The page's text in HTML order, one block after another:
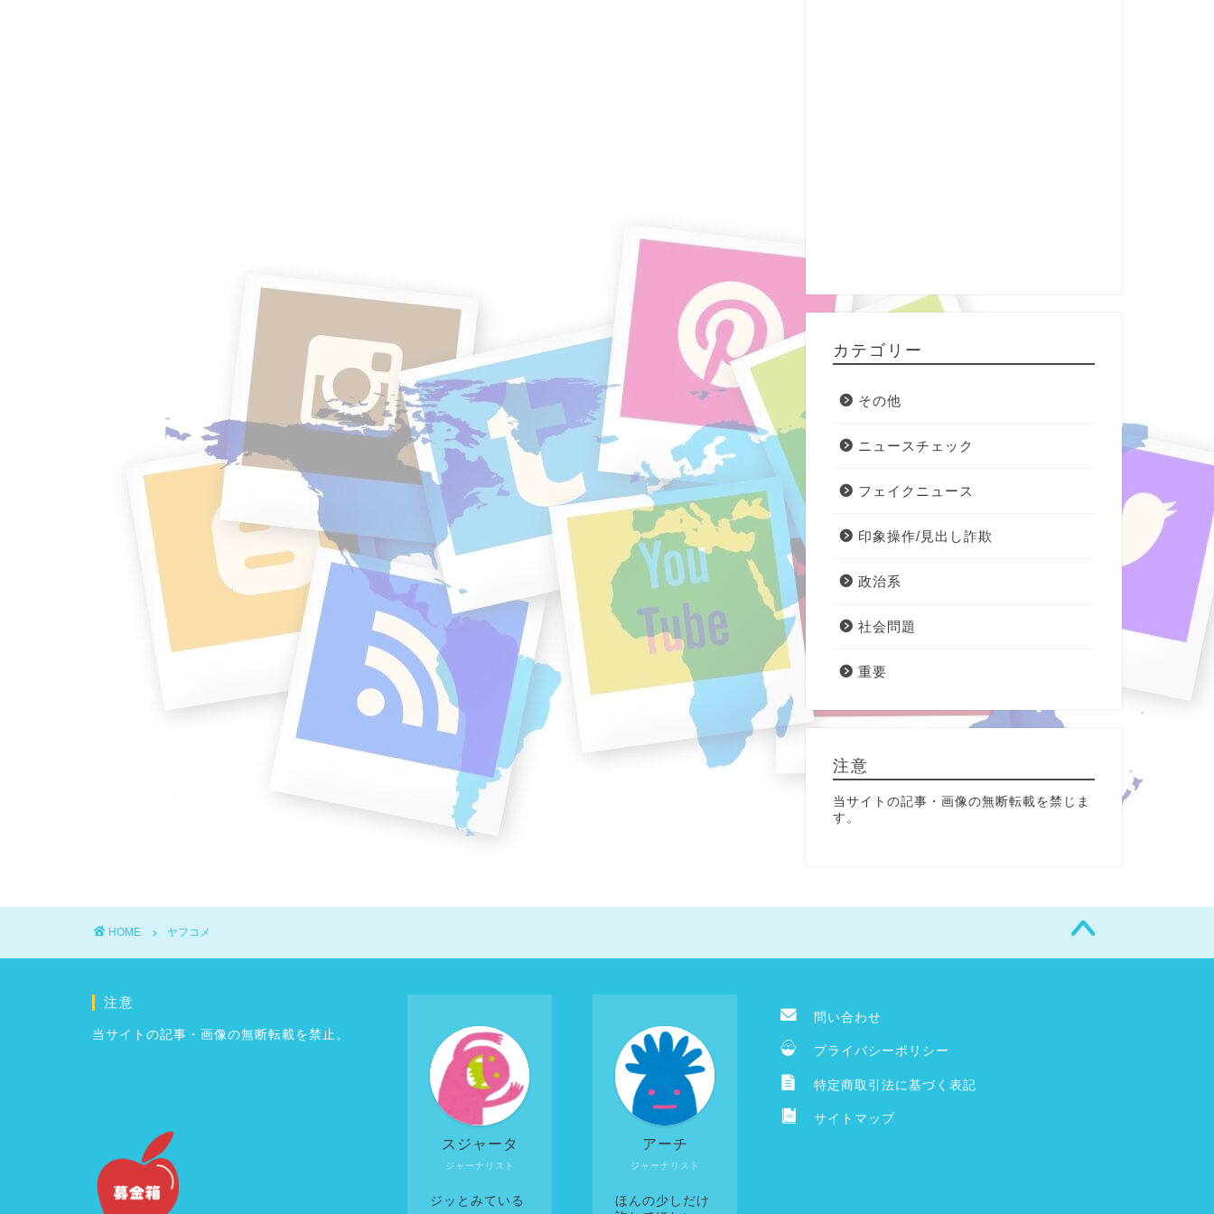
カテゴリー
その他
ニュースチェック
フェイクニュース
印象操作/見出し詐欺
政治系
社会問題
重要
注意
当サイトの記事・画像の無断転載を禁じま
す。
HOME ヤフコメ
注意
当サイトの記事・画像の無断転載を禁止。
ジャーナリスト
スジャータ
ジッとみている
ジャーナリスト
アーチ
ほんの少しだけ
問い合わせ
プライバシーポリシー
特定商取引法に基づく表記
サイトマップ